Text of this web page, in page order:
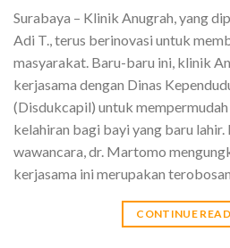
Surabaya – Klinik Anugrah, yang
Adi T., terus berinovasi untuk
masyarakat. Baru-baru ini, klinik
kerjasama dengan Dinas
(Disdukcapil) untuk
kelahiran bagi bayi yang baru lahir.
wawancara, dr. Martomo
kerjasama ini merupakan
CONTINUE